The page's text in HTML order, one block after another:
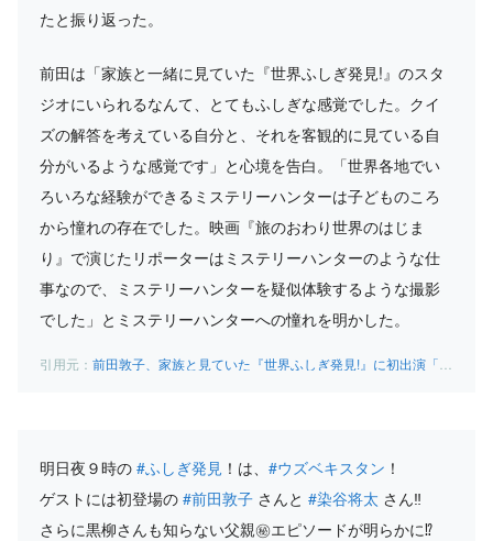
たと振り返った。
前田は「家族と一緒に見ていた『世界ふしぎ発見!』のスタ
ジオにいられるなんて、とてもふしぎな感覚でした。クイ
ズの解答を考えている自分と、それを客観的に見ている自
分がいるような感覚です」と心境を告白。「世界各地でい
ろいろな経験ができるミステリーハンターは子どものころ
から憧れの存在でした。映画『旅のおわり世界のはじま
り』で演じたリポーターはミステリーハンターのような仕
事なので、ミステリーハンターを疑似体験するような撮影
でした」とミステリーハンターへの憧れを明かした。
前田敦子、家族と見ていた『世界ふしぎ発見!』に初出演「ふしぎな感覚」 | マイナビニュース
明日夜９時の #ふしぎ発見 ！は、 #ウズベキスタン ！
ゲストには初登場の #前田敦子 さんと #染谷将太 さん‼️
さらに黒柳さんも知らない父親㊙️エピソードが明らかに⁉️